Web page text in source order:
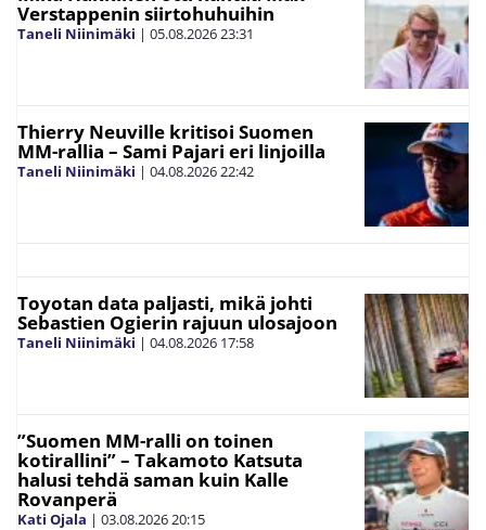
Verstappenin siirtohuhuihin
Taneli Niinimäki | 05.08.202623:31
Thierry Neuville kritisoi Suomen
MM-rallia – Sami Pajari eri linjoilla
Taneli Niinimäki | 04.08.202622:42
Toyotan data paljasti, mikä johti
Sebastien Ogierin rajuun ulosajoon
Taneli Niinimäki | 04.08.2026 17:58
”Suomen MM-ralli on toinen
kotirallini” – Takamoto Katsuta
halusi tehdä saman kuin Kalle
Rovanperä
Kati Ojala | 03.08.202620:15